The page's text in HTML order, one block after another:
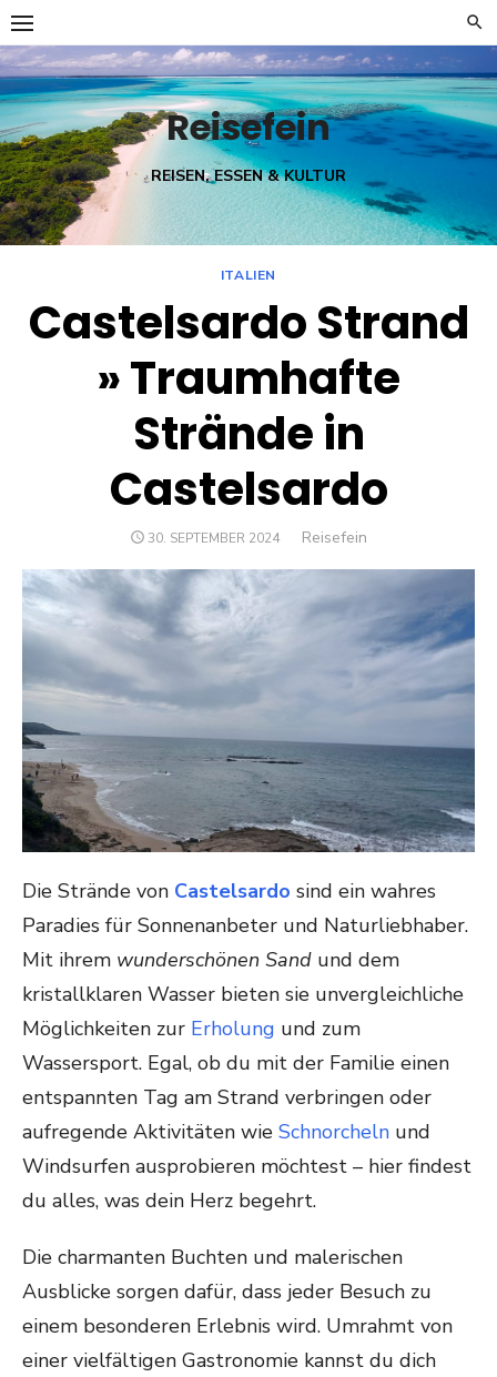
Skip
to
content
Reisefein
REISEN, ESSEN & KULTUR
ITALIEN
Castelsardo Strand
» Traumhafte
Strände in
Castelsardo
POSTED
30. SEPTEMBER 2024 Author
Reisefein
Die Strände von Castelsardo sind ein wahres
Paradies für Sonnenanbeter und Naturliebhaber.
Mit ihrem wunderschönen Sand und dem
kristallklaren Wasser bieten sie unvergleichliche
Möglichkeiten zur Erholung und zum
Wassersport. Egal, ob du mit der Familie einen
entspannten Tag am Strand verbringen oder
aufregende Aktivitäten wie Schnorcheln und
Windsurfen ausprobieren möchtest – hier findest
du alles, was dein Herz begehrt.
Die charmanten Buchten und malerischen
Ausblicke sorgen dafür, dass jeder Besuch zu
einem besonderen Erlebnis wird. Umrahmt von
einer vielfältigen Gastronomie kannst du dich